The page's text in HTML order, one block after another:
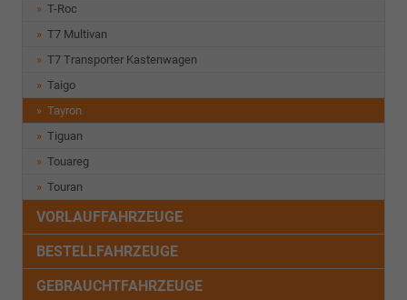
T-Roc
T7 Multivan
T7 Transporter Kastenwagen
Taigo
Tayron
Tiguan
Touareg
Touran
VORLAUFFAHRZEUGE
BESTELLFAHRZEUGE
GEBRAUCHTFAHRZEUGE